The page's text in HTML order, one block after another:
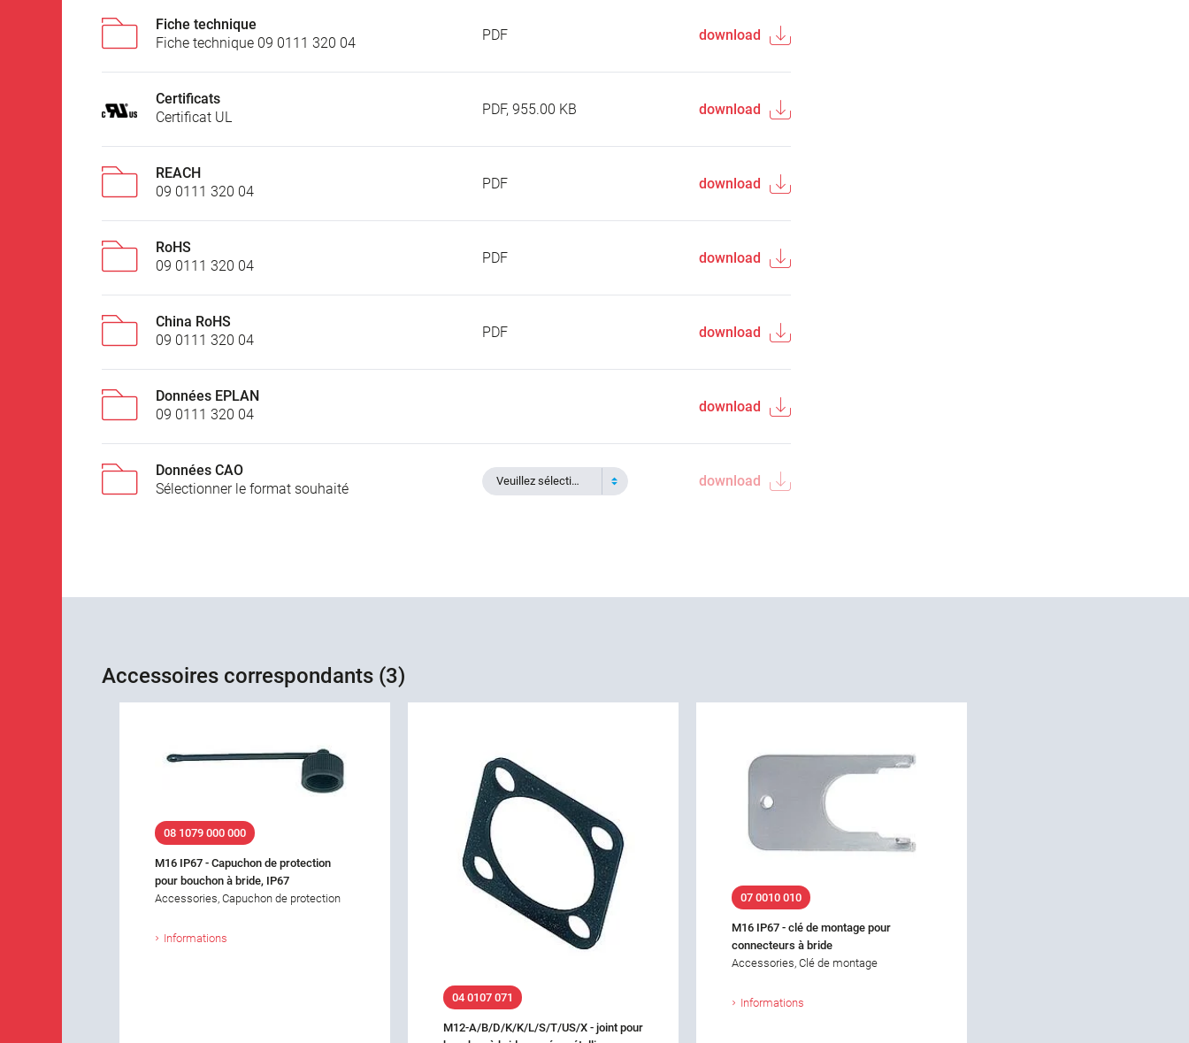
Fiche technique
Fiche technique 09 0111 320 04
PDF download
Certificats
Certificat UL
PDF, 955.00 KB download
REACH
09 0111 320 04
PDF download
RoHS
09 0111 320 04
PDF download
China RoHS
09 0111 320 04
PDF download
Données EPLAN
09 0111 320 04
download
Données CAO
Sélectionner le format souhaité
Veuillez sélectionner download
Accessoires correspondants (3)
08 1079 000 000
M16 IP67 - Capuchon de protection
pour bouchon à bride, IP67
Accessories, Capuchon de protection
Informations
04 0107 071
M12-A/B/D/K/K/L/S/T/US/X - joint pour
07 0010 010
M16 IP67 - clé de montage pour
connecteurs à bride
Accessories, Clé de montage
Informations